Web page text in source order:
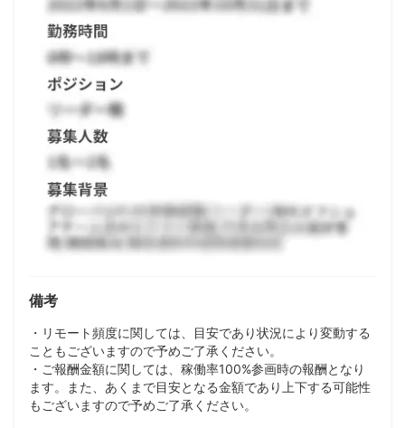
備考
・リモート頻度に関しては、目安であり状況により変動する
こともございますので予めご了承ください。
・ご報酬金額に関しては、稼働率100%参画時の報酬となり
ます。また、あくまで目安となる金額であり上下する可能性
もございますので予めご了承ください。